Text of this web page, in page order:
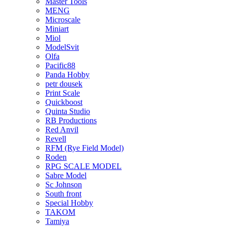
MENG
Microscale
Miniart
Miol
ModelSvit
Olfa
Pacific88
Panda Hobby
petr dousek
Print Scale
Quickboost
Quinta Studio
RB Productions
Red Anvil
Revell
RFM (Rye Field Model)
Roden
RPG SCALE MODEL
Sabre Model
Sc Johnson
South front
Special Hobby
TAKOM
Tamiya